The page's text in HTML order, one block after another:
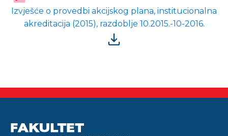
Izvješće o provedbi akcijskog plana, institucionalna
akreditacija (2015), razdoblje 10.2015.-10-2016.